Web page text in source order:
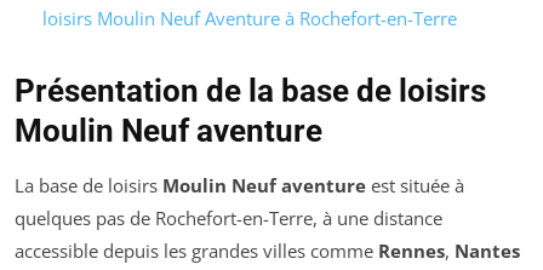
loisirs Moulin Neuf Aventure à Rochefort-en-Terre
Présentation de la base de loisirs
Moulin Neuf aventure
La base de loisirs Moulin Neuf aventure est située à
quelques pas de Rochefort-en-Terre, à une distance
accessible depuis les grandes villes comme Rennes, Nantes